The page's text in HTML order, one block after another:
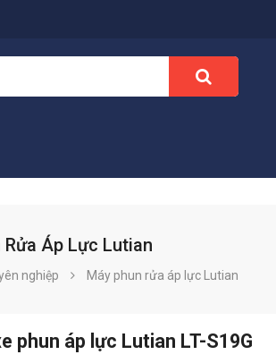
Rửa Áp Lực Lutian
nghiệp Máy phun rửa áp lực Lutian
phun áp lực Lutian LT-S19G